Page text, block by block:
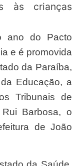
às crianças
e é promovida
da Paraíba,
Educação, a
Tribunais de
Barbosa, o
de João